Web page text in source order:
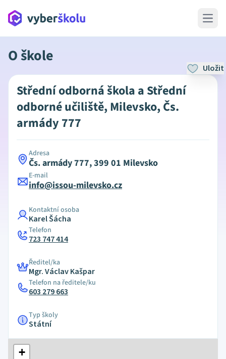
Open
O škole
Uložit
Střední odborná škola a Střední
odborné učiliště, Milevsko, Čs.
armády 777
Adresa
Čs. armády 777, 399 01 Milevsko
E-mail
info@issou-milevsko.cz
Kontaktní osoba
Karel Šácha
Telefon
723 747 414
Ředitel/ka
Mgr. Václav Kašpar
Telefon na ředitele/ku
603 279 663
Typ školy
Státní
+